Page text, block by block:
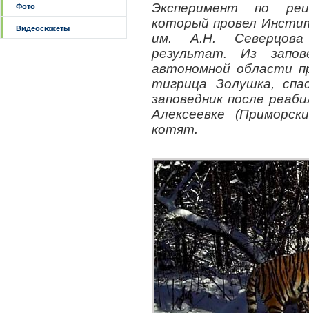
Фото
Видеосюжеты
Эксперимент по
который провел
им. А.Н. Северцова
результат. Из
автономной области
тигрица Золушка,
заповедник после
Алексеевке
котят.